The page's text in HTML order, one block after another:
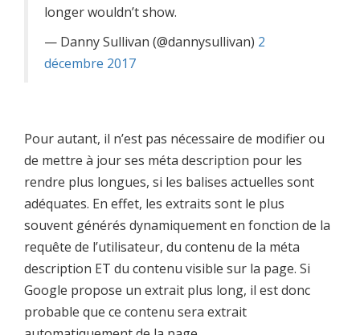
longer wouldn’t show.
— Danny Sullivan (@dannysullivan) 2
décembre 2017
Pour autant, il n’est pas nécessaire de modifier ou
de mettre à jour ses méta description pour les
rendre plus longues, si les balises actuelles sont
adéquates. En effet, les extraits sont le plus
souvent générés dynamiquement en fonction de la
requête de l’utilisateur, du contenu de la méta
description ET du contenu visible sur la page. Si
Google propose un extrait plus long, il est donc
probable que ce contenu sera extrait